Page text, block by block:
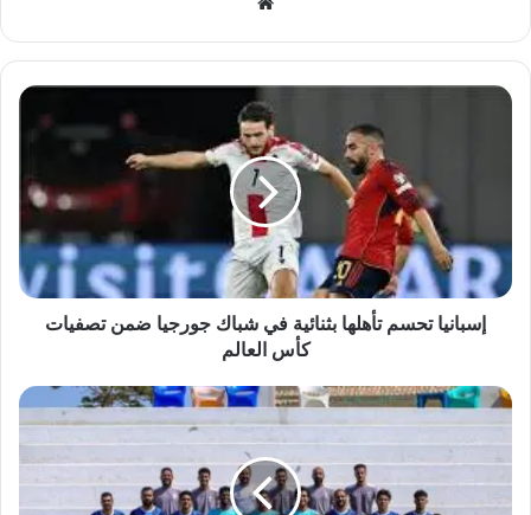
إسبانيا
جورجيا
ضمن
تصفيات
كأسإسبانيا تحسم تأهلها بثنائية في شباك جورجيا ضمن تصفيات
كأس العالم
أبو
السعود
يكتسح